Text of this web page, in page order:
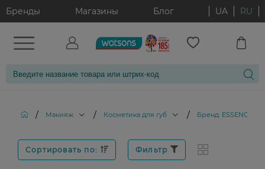
Бренды Магазины Блог UA RU
/ Макияж / Косметика для губ / Бренд: ESSENCE
Сортировать по: Фильтр